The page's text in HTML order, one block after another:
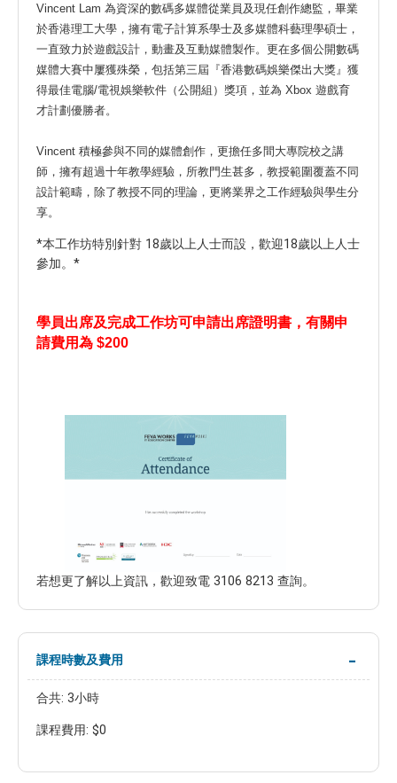
Vincent Lam 為資深的數碼多媒體從業員及現任創作總監，畢業
於香港理工大學，擁有電子計算系學士及多媒體科藝理學碩士，
一直致力於遊戲設計，動畫及互動媒體製作。更在多個公開數碼
媒體大賽中屢獲殊榮，包括第三屆『香港數碼娛樂傑出大獎』獲
得最佳電腦/電視娛樂軟件（公開組）獎項，並為 Xbox 遊戲育
才計劃優勝者。
Vincent 積極參與不同的媒體創作，更擔任多間大專院校之講
師，擁有超過十年教學經驗，所教門生甚多，教授範圍覆蓋不同
設計範疇，除了教授不同的理論，更將業界之工作經驗與學生分
享。
*本工作坊特別針對 18歲以上人士而設，歡迎18歲以上人士
參加。*
學員出席及完成工作坊可申請出席證明書，有關申
請費用為 $200
若想更了解以上資訊，歡迎致電 3106 8213 查詢。
課程時數及費用
合共: 3小時
課程費用: $0